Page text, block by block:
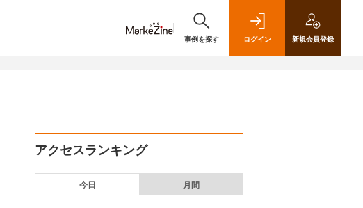
事例を探す ログイン 新規会員登録
アクセスランキング
今日 月間